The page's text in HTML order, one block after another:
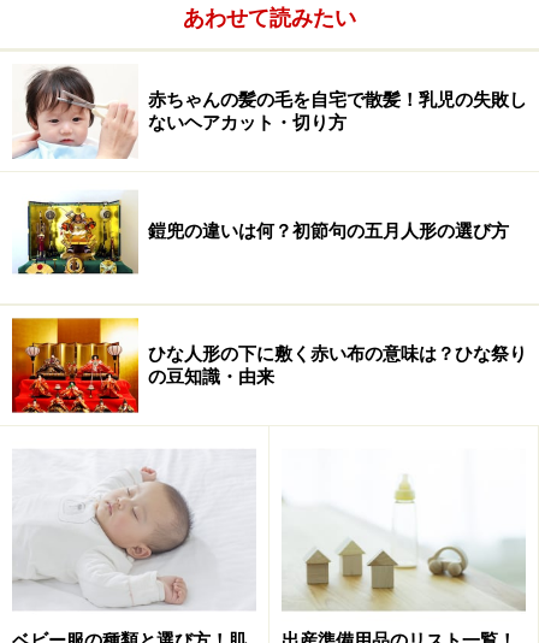
た。手軽に取り付けしやすいですが、頻繁に出入りする
場所には不向きだと思います。値段は3000～5000円くら
いまでです。
商品によって対応幅が違うので注意！
次にドアタイプです。ドアタイプは、さらに階段の上に
あわせて読みたい
赤ちゃんの髪の毛を自宅で散髪！乳児の失敗し
ないヘアカット・切り方
鎧兜の違いは何？初節句の五月人形の選び方
ひな人形の下に敷く赤い布の意味は？ひな祭り
の豆知識・由来